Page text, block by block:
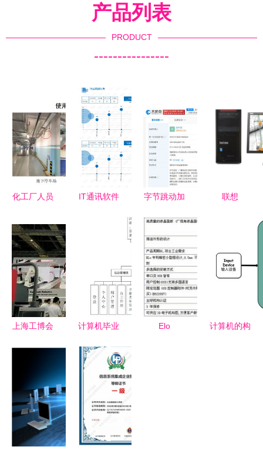
产品列表
PRODUCT
----------------
化工厂人员
设成本解析
计算机系统
集成服务视
角
IT通讯软件
字节跳动加
网增资至
8000万，
深化计算机
系统集成服
联想
效稳定的系
上海工博会
送料系统与
Sohoblink
公司计算机
系统集成服
计算机毕业
图书馆书籍
推荐系统的
新手必备指
Elo
计算机的构